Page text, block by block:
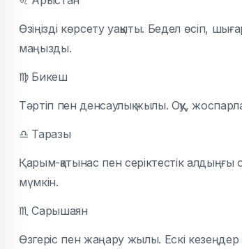
Өзіңізді көрсету уақыты. Бедел өсіп,
маңызды.
♍Бикеш
Тәртіп пен денсаулық жылы. Оқу,
♎ Таразы
Қарым-қатынас пен серіктестік
мүмкін.
♏Сарышаян
Өзгеріс пен жаңару жылы. Ескі